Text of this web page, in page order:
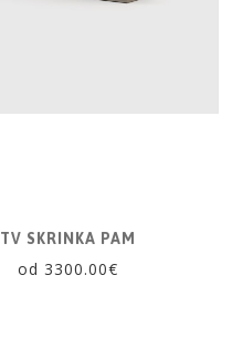
TV SKRINKA PAM
od 3300.00€